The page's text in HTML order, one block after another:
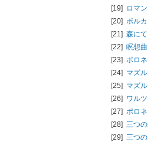
[19] ロマ
[20] ポルカ
[21] 森にて
[22] 瞑想曲
[23] ポロ
[24] マズ
[25] マズ
[26] ワル
[27] ポロ
[28] 三つ
[29] 三つ